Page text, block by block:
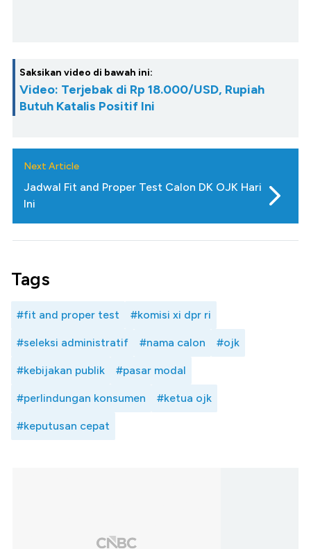
Saksikan video di bawah ini:
Video: Terjebak di Rp 18.000/USD, Rupiah
Butuh Katalis Positif Ini
Next Article
Jadwal Fit and Proper Test Calon DK OJK Hari
Ini
Tags
#fit and proper test #komisi xi dpr ri
#seleksi administratif #nama calon #ojk
#kebijakan publik #pasar modal
#perlindungan konsumen #ketua ojk
#keputusan cepat